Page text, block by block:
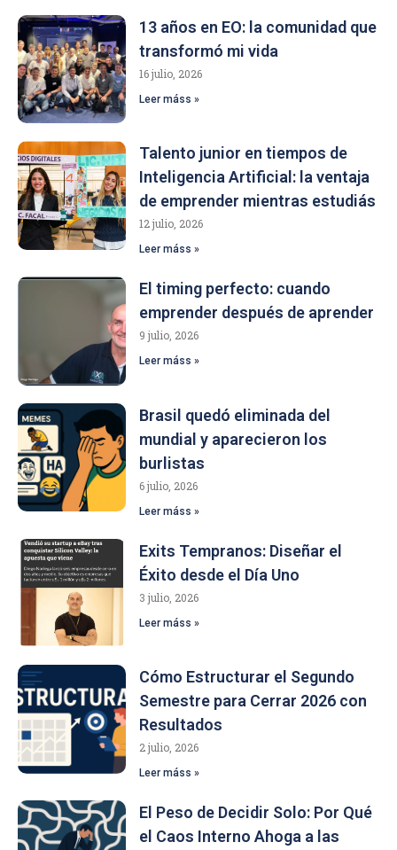
13 años en EO: la comunidad que
transformó mi vida
16 julio, 2026
Leer máss »
Talento junior en tiempos de
Inteligencia Artificial: la ventaja
de emprender mientras estudiás
12 julio, 2026
Leer máss »
El timing perfecto: cuando
emprender después de aprender
9 julio, 2026
Leer máss »
Brasil quedó eliminada del
mundial y aparecieron los
burlistas
6 julio, 2026
Leer máss »
Exits Tempranos: Diseñar el
Éxito desde el Día Uno
3 julio, 2026
Leer máss »
Cómo Estructurar el Segundo
Semestre para Cerrar 2026 con
Resultados
2 julio, 2026
Leer máss »
El Peso de Decidir Solo: Por Qué
el Caos Interno Ahoga a las